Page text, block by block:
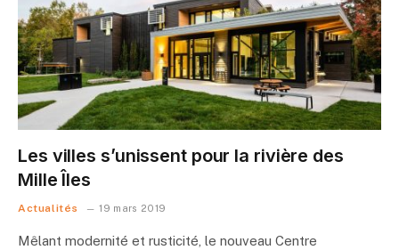
Les villes s’unissent pour la rivière des
Mille Îles
Actualités 19 mars 2019
Mêlant modernité et rusticité, le nouveau Centre